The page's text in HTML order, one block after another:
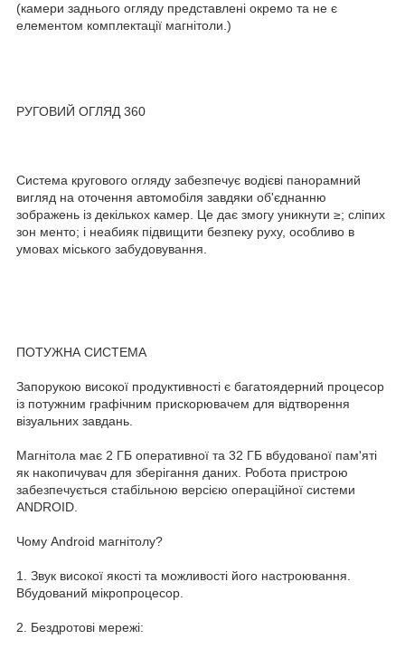
(камери заднього огляду представлені окремо та не є
елементом комплектації магнітоли.)
РУГОВИЙ ОГЛЯД 360
Система кругового огляду забезпечує водієві панорамний
вигляд на оточення автомобіля завдяки об'єднанню
зображень із декількох камер. Це дає змогу уникнути ≥; сліпих
зон менто; і неабияк підвищити безпеку руху, особливо в
умовах міського забудовування.
ПОТУЖНА СИСТЕМА
Запорукою високої продуктивності є багатоядерний процесор
із потужним графічним прискорювачем для відтворення
візуальних завдань.
Магнітола має 2 ГБ оперативної та 32 ГБ вбудованої пам'яті
як накопичувач для зберігання даних. Робота пристрою
забезпечується стабільною версією операційної системи
ANDROID.
Чому Android магнітолу?
1. Звук високої якості та можливості його настроювання.
Вбудований мікропроцесор.
2. Бездротові мережі: